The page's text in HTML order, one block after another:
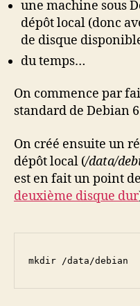
une machine sous
dépôt local (donc
de disque
du temps…
On commence par
standard de Debian
On créé ensuite un
dépôt local (/data/
est en fait un point
deuxième disque dur
mkdir /data/debian